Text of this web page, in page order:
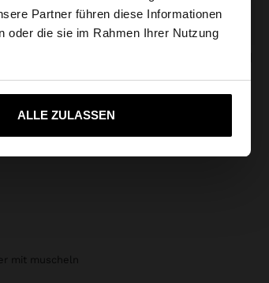
Partner führen diese Informationen
oder die sie im Rahmen Ihrer Nutzung
ALLE ZULASSEN
United States Website
Sie mich zu United States
+
mit muscheln